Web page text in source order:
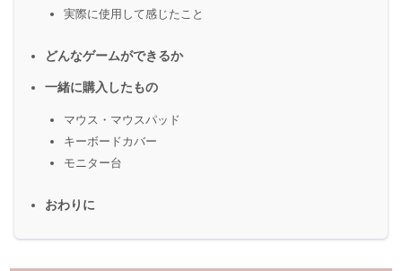
実際に使用して感じたこと
どんなゲームができるか
一緒に購入したもの
マウス・マウスパッド
キーボードカバー
モニター台
おわりに